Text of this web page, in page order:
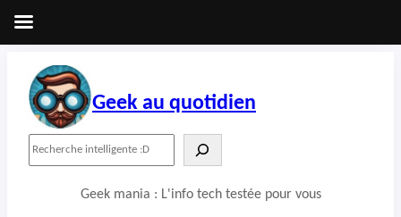
contenu
Geek au quotidien
Geek mania : L'info tech testée pour vous